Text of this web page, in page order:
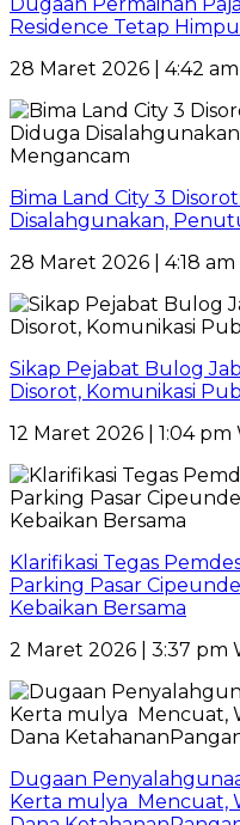
Residence Tetap
28 Maret 2026 | 4:42
Bima Land City 3
Disalahgunakan,
28 Maret 2026 | 4:18
Sikap Pejabat Bulog
Disorot, Komunikasi
12 Maret 2026 | 1:04 pm
Klarifikasi Tegas
Parking Pasar
Kebaikan Bersama
2 Maret 2026 | 3:37 pm
Dugaan
Kerta mulya Mencuat,